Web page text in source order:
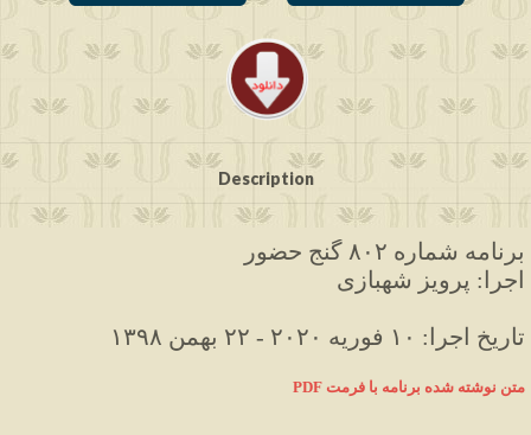
Description
برنامه شماره ۸۰۲ گنج حضور
اجرا: پرویز شهبازی
۱۳۹۸ تاریخ اجرا: ۱۰ فوریه ۲۰۲۰ - ۲۲ بهمن
PDF متن نوشته شده برنامه با فرمت